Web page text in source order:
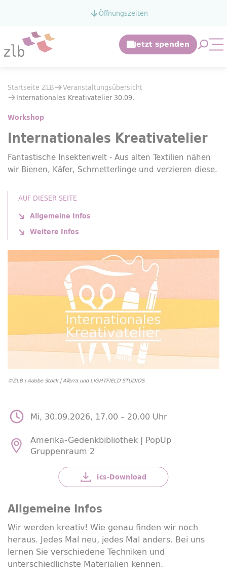
Zum Hauptinhalt springenÖffnungszeiten
Veranstaltungsübersicht
Internationales Kreativatelier 30.09.
Sie befinden sich hier:
Startseite ZLB
Veranstaltungsübersicht
Internationales Kreativatelier 30.09.
Workshop
Internationales Kreativatelier
Fantastische Insektenwelt - Aus alten Textilien nähen
wir Bienen, Käfer, Schmetterlinge und verzieren diese.
AUF DIESER SEITE
Allgemeine Infos
Weitere Infos
©ZLB | Adobe Stock | ATerra und LIGHTFIELD STUDIOS
Mi, 30.09.2026, 17.00 – 20.00 Uhr
ics-Download
Amerika-Gedenkbibliothek | PopUp
Gruppenraum 2
Allgemeine Infos
Wir werden kreativ! Wie genau finden wir noch
heraus. Jedes Mal neu, jedes Mal anders. Bei uns
lernen Sie verschiedene Techniken und
unterschiedlichste Materialien kennen.